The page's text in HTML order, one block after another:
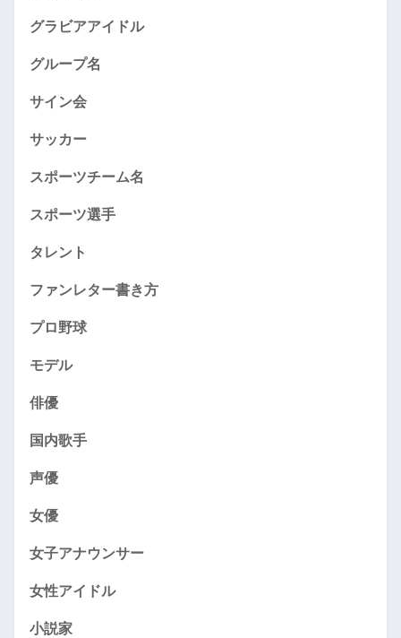
グラビアアイドル
グループ名
サイン会
サッカー
スポーツチーム名
スポーツ選手
タレント
ファンレター書き方
プロ野球
モデル
俳優
国内歌手
声優
女優
女子アナウンサー
女性アイドル
小説家